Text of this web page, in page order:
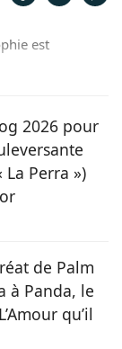
est
les
a été
Arbi, a été
chat et ses
famille ! C’est
plume au
2026 pour
La Perra »)
de Palm
à Panda, le
qu’il